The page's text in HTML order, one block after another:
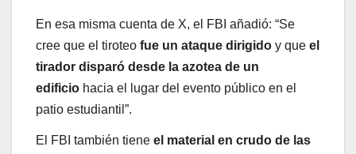
En esa misma cuenta de X, el FBI añadió: “Se
cree que el tiroteo fue un ataque dirigido y que el
tirador disparó desde la azotea de un
edificio hacia el lugar del evento público en el
patio estudiantil”.
El FBI también tiene el material en crudo de las